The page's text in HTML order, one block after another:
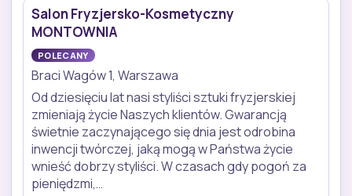
Salon Fryzjersko-Kosmetyczny
MONTOWNIA
POLECANY
Braci Wagów 1, Warszawa
Od dziesięciu lat nasi styliści sztuki fryzjerskiej
zmieniają życie Naszych klientów. Gwarancją
świetnie zaczynającego się dnia jest odrobina
inwencji twórczej, jaką mogą w Państwa życie
wnieść dobrzy styliści. W czasach gdy pogoń za
pieniędzmi,…